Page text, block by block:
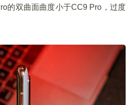
的双曲面曲度小于CC9 Pro，过度